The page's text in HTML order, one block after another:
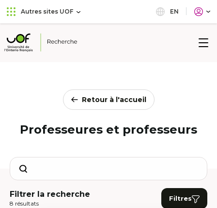
Aller
au
principal
Passer
au
Autres sites UOF EN
Université
Retour à l'accueil
Professeures et professeurs
Search
Filtrer la recherche
8 résultats
Filtres